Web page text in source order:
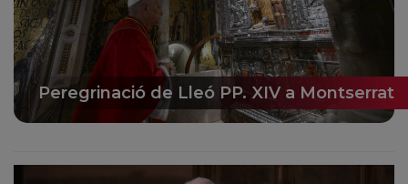
Peregrinació de Lleó PP. XIV a Montserrat